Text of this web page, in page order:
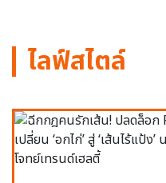
ไลฟ์สไตล์